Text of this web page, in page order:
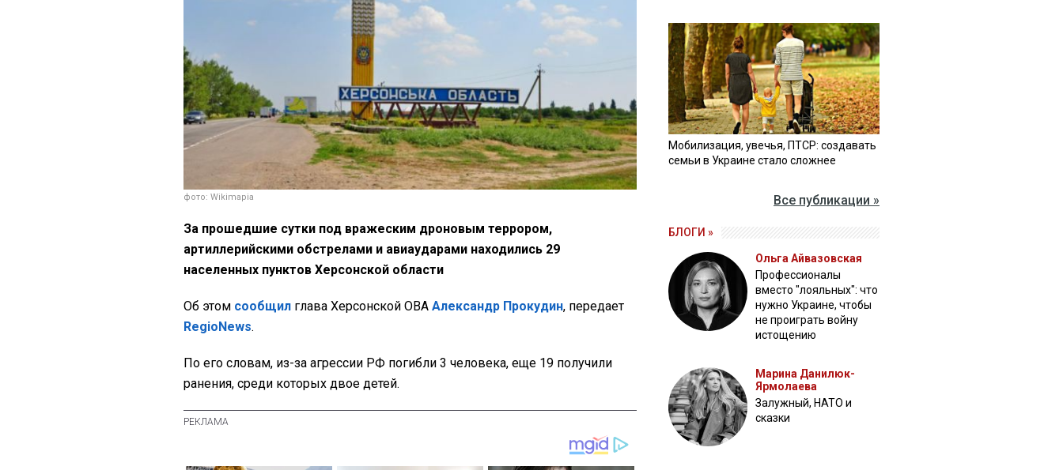
фото: Wikimapia
За прошедшие сутки под вражеским дроновым террором,
артиллерийскими обстрелами и авиаударами находились 29
населенных пунктов Херсонской области
Об этом сообщил глава Херсонской ОВА Александр Прокудин, передает
RegioNews.
По его словам, из-за агрессии РФ погибли 3 человека, еще 19 получили
ранения, среди которых двое детей.
Мобилизация, увечья, ПТСР: создавать
семьи в Украине стало сложнее
Все публикации »
БЛОГИ »
Ольга Айвазовская
Профессионалы
вместо "лояльных": что
нужно Украине, чтобы
не проиграть войну
истощению
Марина Данилюк-
Ярмолаева
Залужный, НАТО и
сказки